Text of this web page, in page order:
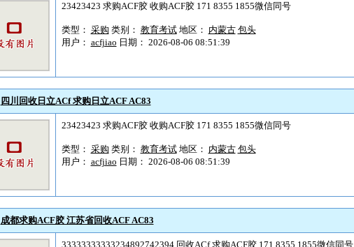
23423423 求购ACF胶 收购ACF胶 171 8355 1855微信同号
类型： 采购 类别： 教育考试地区： 内蒙古 包头
用户： acfjiao 日期： 2026-08-06 08:51:39
四川回收日立ACf 求购日立ACF AC83
23423423 求购ACF胶 收购ACF胶 171 8355 1855微信同号
类型： 采购 类别： 教育考试地区： 内蒙古 包头
用户： acfjiao 日期： 2026-08-06 08:51:39
成都求购ACF胶 江苏省回收ACF AC83
33333333333234892742394 回收ACf 求购ACF胶 171 8355 1855微信同号